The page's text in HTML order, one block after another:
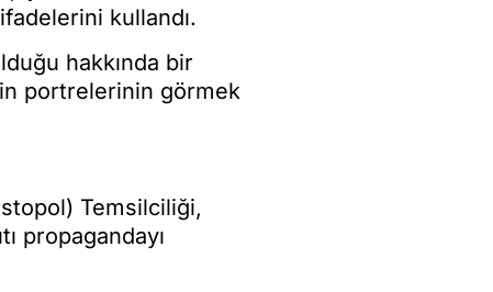
kullandı.
hakkında bir
portrelerinin görmek
Temsilciliği,
propagandayı